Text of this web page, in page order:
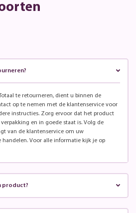
te retourneren, dient u binnen de
op te nemen met de klantenservice voor
instructies. Zorg ervoor dat het product
en in goede staat is. Volg de
van de klantenservice om uw
Voor alle informatie kijk je op
product?